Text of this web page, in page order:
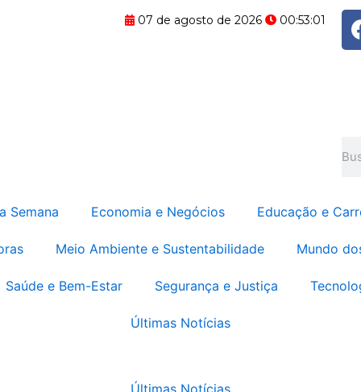
07 de agosto de 2026 00:53:02
Semana Economia e Negócios Educação e
Meio Ambiente e Sustentabilidade Mundo
Saúde e Bem-Estar Segurança e Justiça
Últimas Notícias
Últimas Notícias